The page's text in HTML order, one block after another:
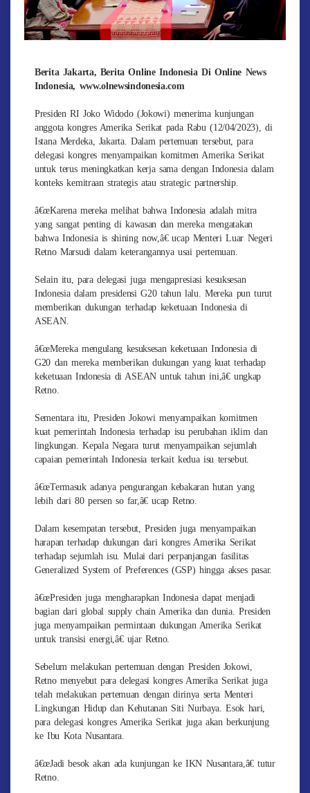
Berita Jakarta, Berita Online Indonesia Di Online News
Indonesia, www.olnewsindonesia.com
Presiden RI Joko Widodo (Jokowi) menerima kunjungan
anggota kongres Amerika Serikat pada Rabu (12/04/2023), di
Istana Merdeka, Jakarta. Dalam pertemuan tersebut, para
delegasi kongres menyampaikan komitmen Amerika Serikat
untuk terus meningkatkan kerja sama dengan Indonesia dalam
konteks kemitraan strategis atau strategic partnership.
â€œKarena mereka melihat bahwa Indonesia adalah mitra
yang sangat penting di kawasan dan mereka mengatakan
bahwa Indonesia is shining now,â€ ucap Menteri Luar Negeri
Retno Marsudi dalam keterangannya usai pertemuan.
Selain itu, para delegasi juga mengapresiasi kesuksesan
Indonesia dalam presidensi G20 tahun lalu. Mereka pun turut
memberikan dukungan terhadap keketuaan Indonesia di
ASEAN.
â€œMereka mengulang kesuksesan keketuaan Indonesia di
G20 dan mereka memberikan dukungan yang kuat terhadap
keketuaan Indonesia di ASEAN untuk tahun ini,â€ ungkap
Retno.
Sementara itu, Presiden Jokowi menyampaikan komitmen
kuat pemerintah Indonesia terhadap isu perubahan iklim dan
lingkungan. Kepala Negara turut menyampaikan sejumlah
capaian pemerintah Indonesia terkait kedua isu tersebut.
â€œTermasuk adanya pengurangan kebakaran hutan yang
lebih dari 80 persen so far,â€ ucap Retno.
Dalam kesempatan tersebut, Presiden juga menyampaikan
harapan terhadap dukungan dari kongres Amerika Serikat
terhadap sejumlah isu. Mulai dari perpanjangan fasilitas
Generalized System of Preferences (GSP) hingga akses pasar.
â€œPresiden juga mengharapkan Indonesia dapat menjadi
bagian dari global supply chain Amerika dan dunia. Presiden
juga menyampaikan permintaan dukungan Amerika Serikat
untuk transisi energi,â€ ujar Retno.
Sebelum melakukan pertemuan dengan Presiden Jokowi,
Retno menyebut para delegasi kongres Amerika Serikat juga
telah melakukan pertemuan dengan dirinya serta Menteri
Lingkungan Hidup dan Kehutanan Siti Nurbaya. Esok hari,
para delegasi kongres Amerika Serikat juga akan berkunjung
ke Ibu Kota Nusantara.
â€œJadi besok akan ada kunjungan ke IKN Nusantara,â€ tutur
Retno.